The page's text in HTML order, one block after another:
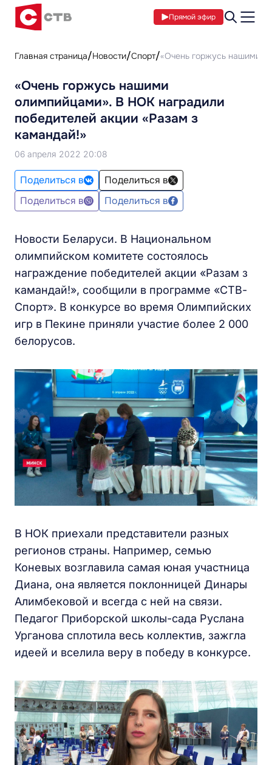
Прямой эфир
Главная страница Новости Спорт «Очень горжусь нашими
«Очень горжусь нашими
олимпийцами». В НОК наградили
победителей акции «Разам з
камандай!»
06 апреля 2022 20:08
Поделиться в
Поделиться в
Поделиться в
Поделиться в
Новости Беларуси. В Национальном
олимпийском комитете состоялось
награждение победителей акции «Разам з
камандай!», сообщили в программе «СТВ-
Спорт». В конкурсе во время Олимпийских
игр в Пекине приняли участие более 2 000
белорусов.
В НОК приехали представители разных
регионов страны. Например, семью
Коневых возглавила самая юная участница
Диана, она является поклонницей Динары
Алимбековой и всегда с ней на связи.
Педагог Приборской школы-сада Руслана
Урганова сплотила весь коллектив, зажгла
идеей и вселила веру в победу в конкурсе.